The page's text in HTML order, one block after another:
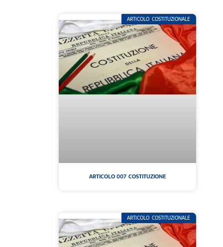
ARTICOLO COSTITUZIONALE
ARTICOLO 007 COSTITUZIONE
ARTICOLO COSTITUZIONALE